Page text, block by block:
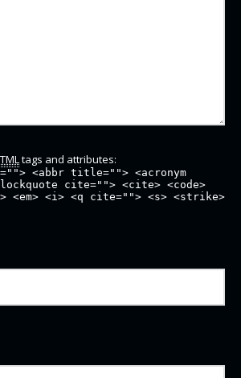
tags and attributes:
<abbr title=""> <acronym
cite=""> <cite> <code>
<em> <i> <q cite=""> <s> <strike>